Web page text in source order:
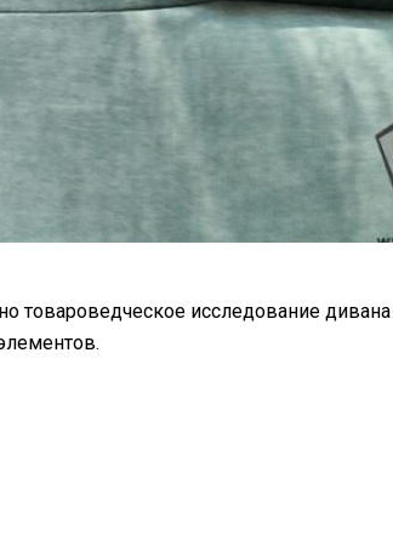
товароведческое исследование